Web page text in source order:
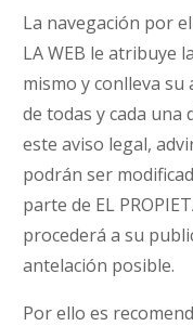
La navegación por el
LA WEB le atribuye
mismo y conlleva su
de todas y cada una
este aviso legal,
podrán ser
parte de EL
procederá a su
antelación posible.
Por ello es